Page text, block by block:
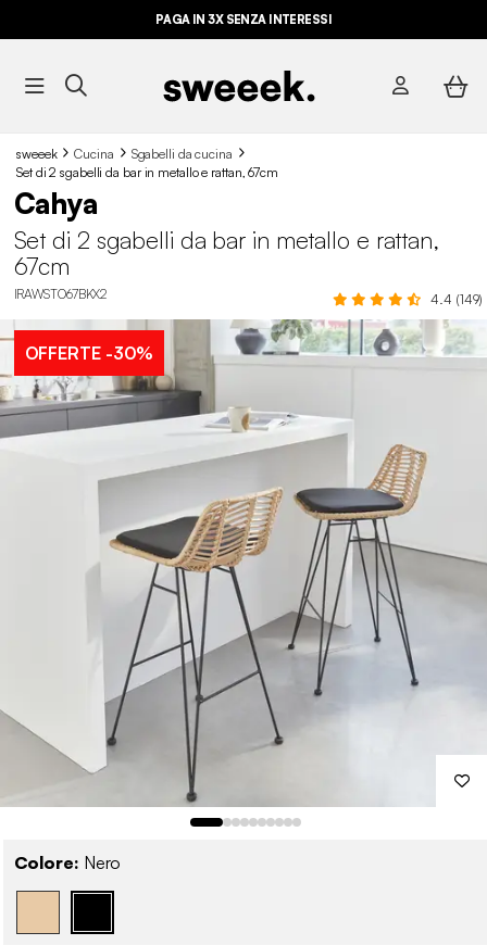
PAGA IN 3X SENZA INTERESSI
sweeek Cucina
Sgabelli da cucina​
Set di 2 sgabelli da bar in metallo e rattan, 67cm
Cahya
Set di 2 sgabelli da bar in metallo e rattan,
67cm
IRAWSTO67BKX2 4.4 (149)
OFFERTE-30%
Colore: Nero